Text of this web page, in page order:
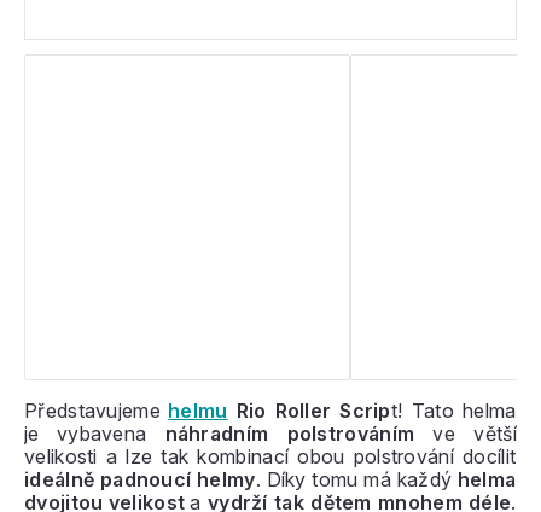
Představujeme helmu Rio Roller Script! Tato helma
je vybavena náhradním polstrováním ve větší
velikosti a lze tak kombinací obou polstrování docílit
ideálně padnoucí helmy. Díky tomu má každý helma
dvojitou velikost a vydrží tak dětem mnohem déle.